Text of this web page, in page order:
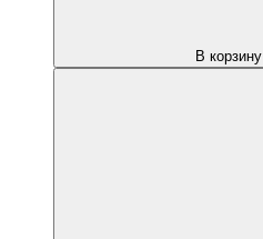
В корзину